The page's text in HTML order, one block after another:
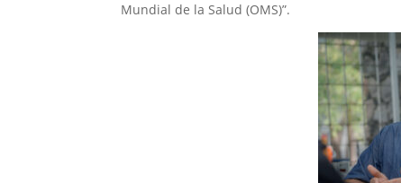
Mundial de la Salud (OMS)”.